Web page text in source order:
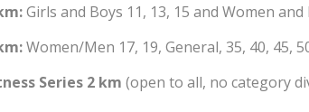
Girls and Boys 11, 13, 15 and Women and
Women/Men 17, 19, General, 35, 40, 45,
Series 2 km (open to all, no category